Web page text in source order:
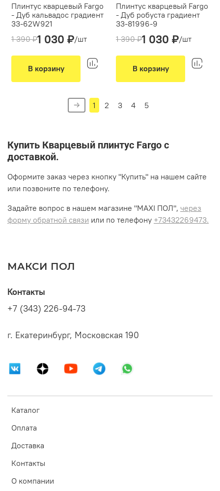
Плинтус кварцевый Fargo
- Дуб кальвадос градиент
33-62W921
Производитель: Fargo
Тип монтажа:клеевой
1 390 ₽1 030 ₽/шт
В корзину
Плинтус кварцевый Fargo
- Дуб робуста градиент
33-81996-9
Производитель: Fargo
Тип монтажа:клеевой
1 390 ₽1 030 ₽/шт
В корзину
1 2 3 4 5
Купить Кварцевый плинтус Fargo с
доставкой.
Оформите заказ через кнопку "Купить" на нашем сайте
или позвоните по телефону.
Задайте вопрос в нашем магазине "MAXI ПОЛ", через
форму обратной связи или по телефону +73432269473.
МАКСИ ПОЛ
Каталог
Оплата
Доставка
Контакты
О компании
Контакты
+7 (343) 226-94-73
г. Екатеринбург, Московская 190